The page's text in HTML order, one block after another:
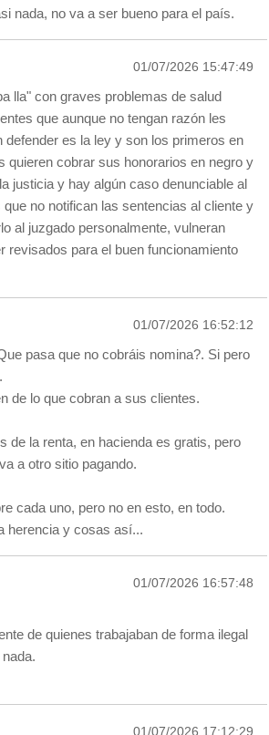
nada, no va a ser bueno para el país.
01/07/2026 15:47:49
lla" con graves problemas de salud
que aunque no tengan razón les
defender es la ley y son los primeros en
quieren cobrar sus honorarios en negro y
justicia y hay algún caso denunciable al
no notifican las sentencias al cliente y
al juzgado personalmente, vulneran
revisados para el buen funcionamiento
01/07/2026 16:52:12
pasa que no cobráis nomina?. Si pero
de lo que cobran a sus clientes.
de la renta, en hacienda es gratis, pero
a otro sitio pagando.
cada uno, pero no en esto, en todo.
herencia y cosas así...
01/07/2026 16:57:48
de quienes trabajaban de forma ilegal
01/07/2026 17:12:29